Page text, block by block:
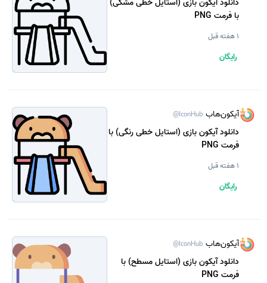
دانلود آیکون بازی (استایل خطی مشکی)
با فرمت PNG
1 هفته قبل
رایگان
آیکون‌هاب @IconHub
دانلود آیکون بازی (استایل خطی رنگی) با
فرمت PNG
1 هفته قبل
رایگان
آیکون‌هاب @IconHub
دانلود آیکون بازی (استایل مسطح) با
فرمت PNG